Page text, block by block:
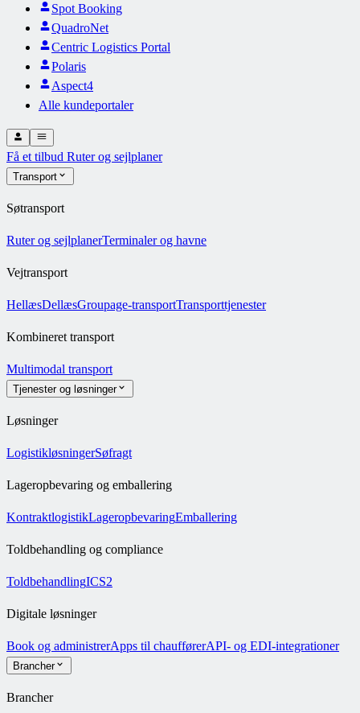
Spot Booking
QuadroNet
Centric Logistics Portal
Polaris
Aspect4
Alle kundeportaler
Få et tilbud Ruter og sejlplaner
Transport
Søtransport
Ruter og sejlplanerTerminaler og havne
Vejtransport
HellæsDellæsGroupage-transportTransporttjenester
Kombineret transport
Multimodal transport
Tjenester og løsninger
Løsninger
LogistikløsningerSøfragt
Lageropbevaring og emballering
KontraktlogistikLageropbevaringEmballering
Toldbehandling og compliance
ToldbehandlingICS2
Digitale løsninger
Book og administrerApps til chaufførerAPI- og EDI-integrationer
Brancher
Brancher